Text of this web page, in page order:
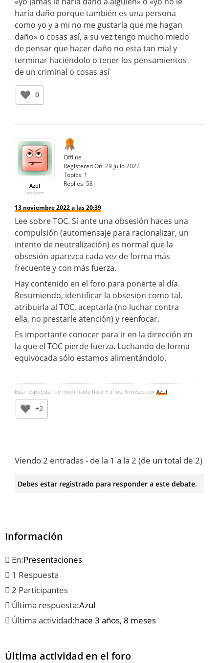
haría daño porque también es una persona
como yo y a mi no me gustaría que me hagan
daño» o cosas así, a su vez tengo mucho miedo
de pensar que hacer daño no esta tan mal y
terminar haciéndolo o tener los pensamientos
de un criminal o cosas así
0
Azul
Participante
Offline
Registered On:29 julio 2022
Topics: 1
Replies:58
13 noviembre 2022 a las 20:39
Lee sobre TOC. Sí ante una obsesión haces una
compulsión (automensaje para racionalizar, un
intento de neutralización) es normal que la
obsesión aparezca cada vez de forma más
frecuente y con más fuerza.
Hay contenido en el foro para ponerte al día.
Resumiendo, identificar la obsesión como tal,
atribuirla al TOC, aceptarla (no luchar contra
ella, no prestarle atención) y reenfocar.
Es importante conocer para ir en la dirección en
la que el TOC pierde fuerza. Luchando de forma
equivocada sólo estamos alimentándolo.
Esta respuesta fue modificada hace 3 años, 8 meses por Azul.
+2
Viendo 2 entradas - de la 1 a la 2 (de un total de 2)
Debes estar registrado para responder a este debate.
Información
En:Presentaciones
1 Respuesta
2 Participantes
Última respuesta:Azul
Última actividad:hace 3 años, 8 meses
Última actividad en el foro